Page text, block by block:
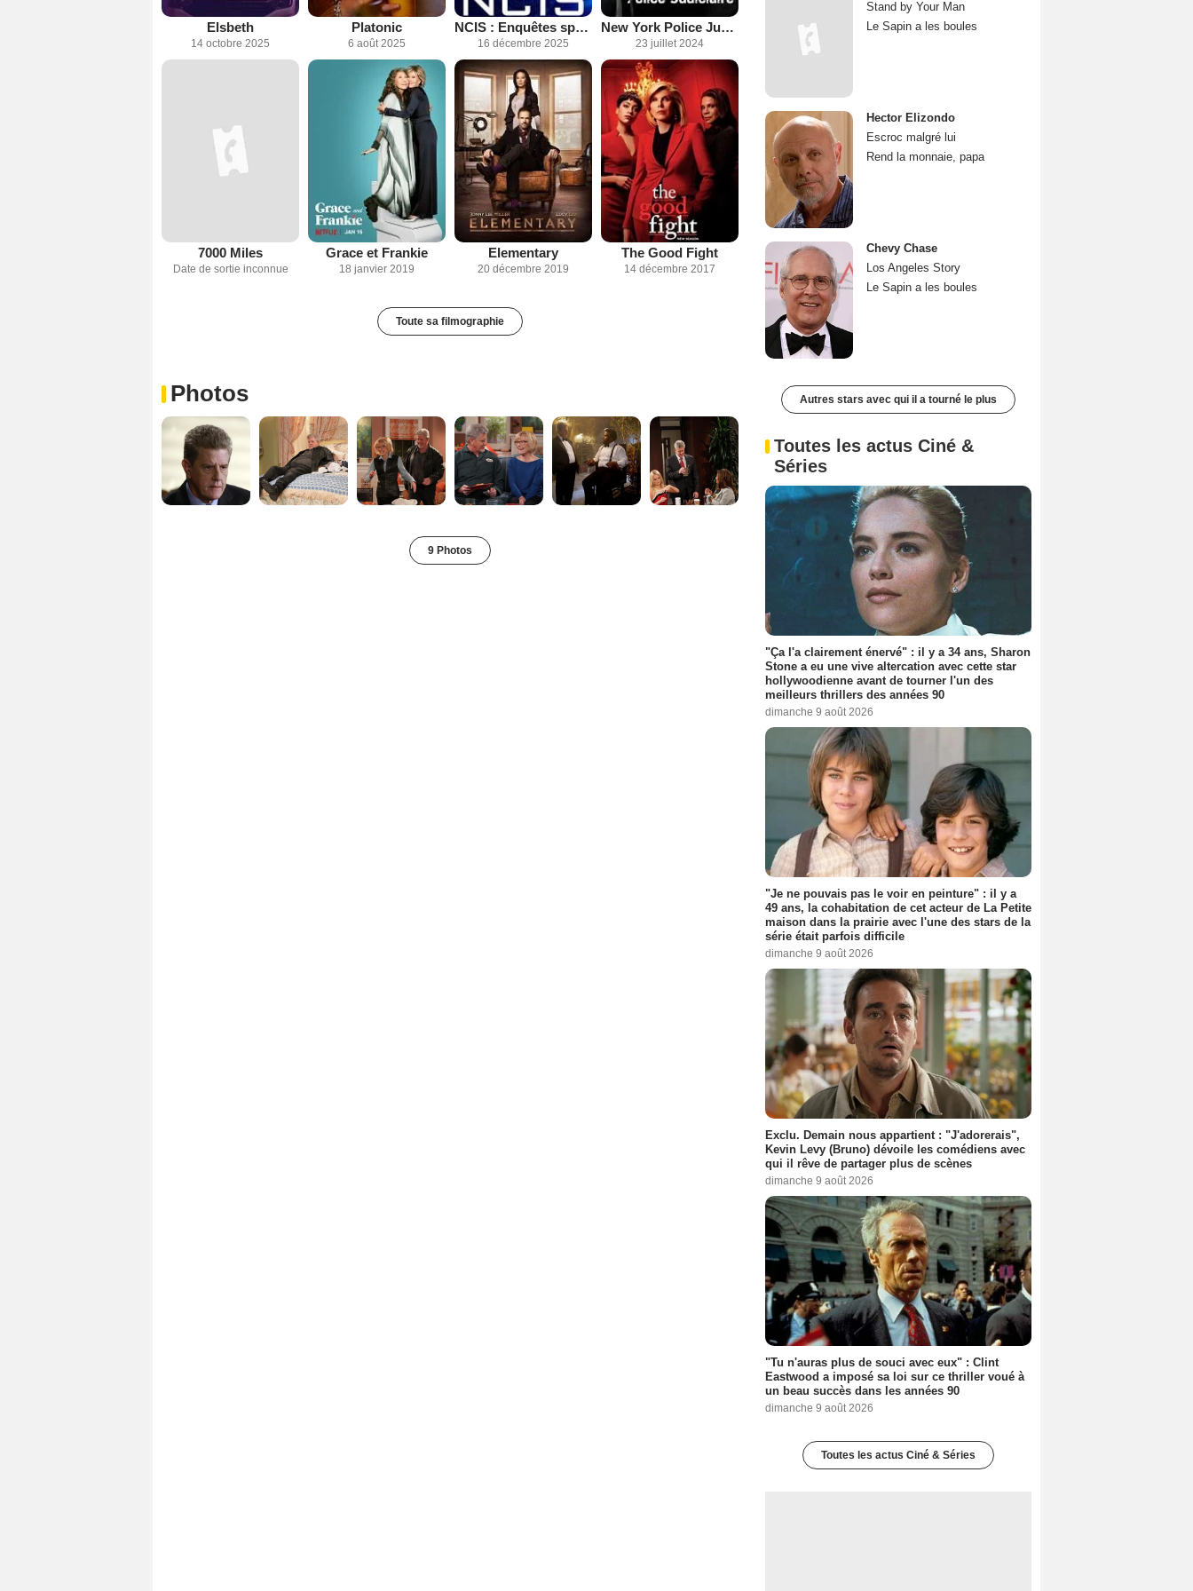
Elsbeth
14 octobre 2025
Platonic
6 août 2025
NCIS : Enquêtes spéciales
16 décembre 2025
New York Police Judiciaire
23 juillet 2024
7000 Miles
Date de sortie inconnue
Grace et Frankie
18 janvier 2019
Elementary
20 décembre 2019
The Good Fight
14 décembre 2017
Toute sa filmographie
Photos
9 Photos
Stand by Your Man
Le Sapin a les boules
Hector Elizondo
Escroc malgré lui
Rend la monnaie, papa
Chevy Chase
Los Angeles Story
Le Sapin a les boules
Autres stars avec qui il a tourné le plus
Toutes les actus Ciné &
Séries
"Ça l'a clairement énervé" : il y a 34 ans, Sharon
Stone a eu une vive altercation avec cette star
hollywoodienne avant de tourner l'un des
meilleurs thrillers des années 90
dimanche 9 août 2026
"Je ne pouvais pas le voir en peinture" : il y a
49 ans, la cohabitation de cet acteur de La Petite
maison dans la prairie avec l'une des stars de la
série était parfois difficile
dimanche 9 août 2026
Exclu. Demain nous appartient : "J'adorerais",
Kevin Levy (Bruno) dévoile les comédiens avec
qui il rêve de partager plus de scènes
dimanche 9 août 2026
"Tu n'auras plus de souci avec eux" : Clint
Eastwood a imposé sa loi sur ce thriller voué à
un beau succès dans les années 90
dimanche 9 août 2026
Toutes les actus Ciné & Séries